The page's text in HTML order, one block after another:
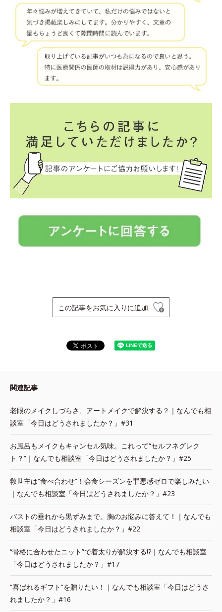
この記事をお気に入りに追加
関連記事
老眼のメイクしづらさ、アートメイクで解決する？｜なんでも相
談室「今日はどうされましたか？」#31
お風呂もメイクもキャンセル気味。これって“セルフネグレク
ト？”｜なんでも相談室「今日はどうされましたか？」#25
救世主は“食べ合わせ”！会食シーズンを罪悪感ゼロで楽しみたい
｜なんでも相談室「今日はどうされましたか？」#23
バストの垂れから黒ずみまで。胸のお悩みに答えて！｜なんでも
相談室「今日はどうされましたか？」#22
“骨格に合わせたニット”で着太りが解決する!?｜なんでも相談室
「今日はどうされましたか？」#17
“喜ばれるギフト”を贈りたい！｜なんでも相談室「今日はどうさ
れましたか？」#16